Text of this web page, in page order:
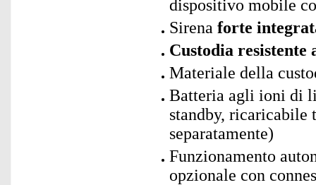
dispositivo mobile
Sirena forte
Custodia
Materiale della
Batteria agli ioni di
standby, ricaricabile
separatamente)
Funzionamento
opzionale con